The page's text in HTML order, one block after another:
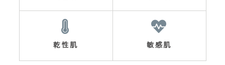
乾性肌 敏感肌